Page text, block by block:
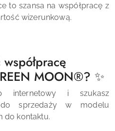
to szansa na współpracę z
wizerunkową.
MOON®? ✨
internetowy i szukasz
sprzedaży w modelu
do kontaktu.